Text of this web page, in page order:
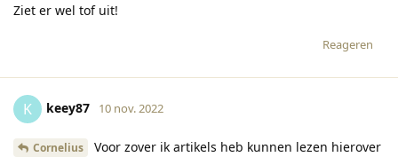
Ziet er wel tof uit!
Reageren
K keey87 10 nov. 2022
Cornelius
Voor zover ik artikels heb kunnen lezen hierover